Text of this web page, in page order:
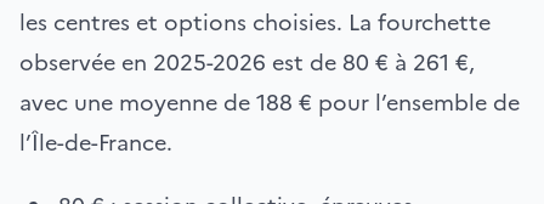
les centres et options choisies. La fourchette
observée en 2025-2026 est de 80 € à 261 €,
avec une moyenne de 188 € pour l’ensemble de
l’Île-de-France.